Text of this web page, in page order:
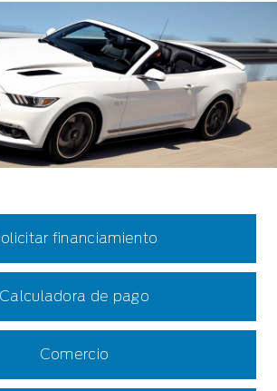
financiamiento
Calculadora de pago
Comercio